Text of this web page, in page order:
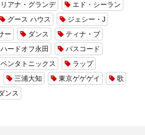
アナ・グランデ
エド・シーラン
グース ハウス
ジェシー・J
ー
ダンス
ティナ・ブ
ハードオフ永田
パスコード
ペンタトニックス
ラップ
三浦大知 東京ゲゲゲイ
歌
ンス